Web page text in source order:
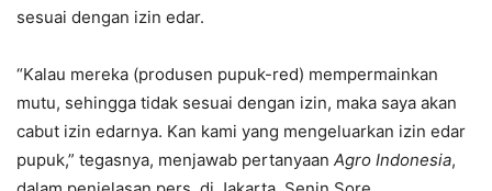
sesuai dengan izin edar.
“Kalau mereka (produsen pupuk-red) mempermainkan
mutu, sehingga tidak sesuai dengan izin, maka saya akan
cabut izin edarnya. Kan kami yang mengeluarkan izin edar
pupuk,” tegasnya, menjawab pertanyaan Agro Indonesia,